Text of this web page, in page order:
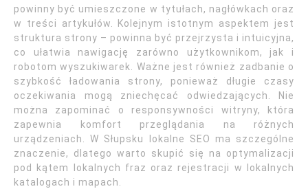
powinny być umieszczone w tytułach, nagłówkach oraz
w treści artykułów. Kolejnym istotnym aspektem jest
struktura strony – powinna być przejrzysta i intuicyjna,
co ułatwia nawigację zarówno użytkownikom, jak i
robotom wyszukiwarek. Ważne jest również zadbanie o
szybkość ładowania strony, ponieważ długie czasy
oczekiwania mogą zniechęcać odwiedzających. Nie
można zapominać o responsywności witryny, która
zapewnia komfort przeglądania na różnych
urządzeniach. W Słupsku lokalne SEO ma szczególne
znaczenie, dlatego warto skupić się na optymalizacji
pod kątem lokalnych fraz oraz rejestracji w lokalnych
katalogach i mapach.